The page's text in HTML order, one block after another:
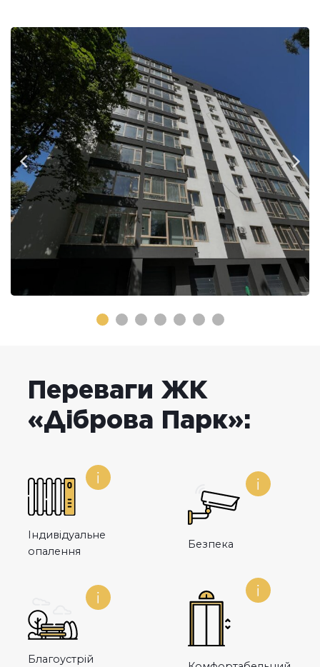
Переваги ЖК
«Діброва Парк»:
Індивідуальне
опалення
Безпека
Благоустрій